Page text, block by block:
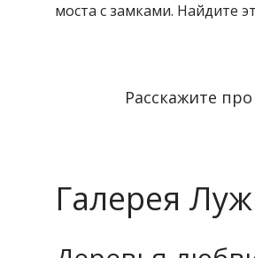
моста с замками. Найдите
Расскажите
Галерея